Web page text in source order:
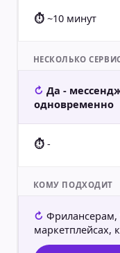
~10 минут
НЕСКОЛЬКО
Да -
одновременно
-
КОМУ ПОДХОДИТ
Фрилансерам,
маркетплейсах,